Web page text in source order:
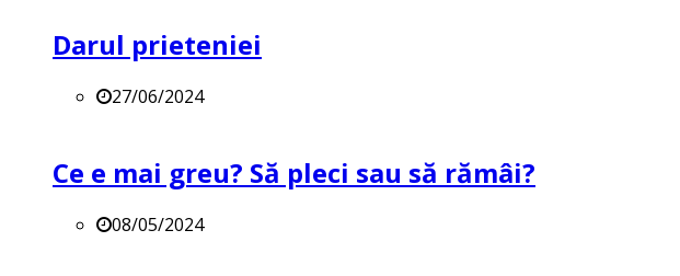
Darul prieteniei
27/06/2024
Ce e mai greu? Să pleci sau să rămâi?
08/05/2024